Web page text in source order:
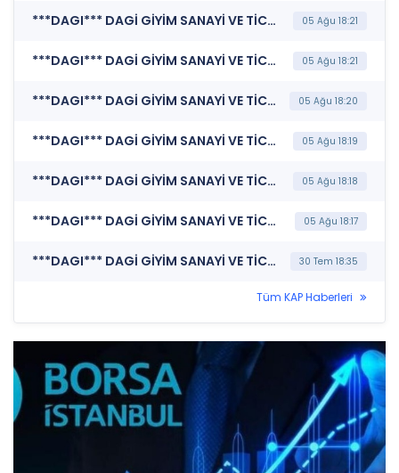
***DAGI*** DAGİ GİYİM SANAYİ VE TİCARET A.Ş. (Özel Durum Açıklaması (Genel)) 05 Ağu 18:21
***DAGI*** DAGİ GİYİM SANAYİ VE TİCARET A.Ş. (Özel Durum Açıklaması (Genel)) 05 Ağu 18:21
***DAGI*** DAGİ GİYİM SANAYİ VE TİCARET A.Ş. (Katılım Finansı İlkeleri Bilgi Formu ) 05 Ağu 18:20
***DAGI*** DAGİ GİYİM SANAYİ VE TİCARET A.Ş. (Sorumluluk Beyanı (Konsolide)) 05 Ağu 18:19
***DAGI*** DAGİ GİYİM SANAYİ VE TİCARET A.Ş. (Faaliyet Raporu (Konsolide)) 05 Ağu 18:18
***DAGI*** DAGİ GİYİM SANAYİ VE TİCARET A.Ş. (Finansal Rapor) 05 Ağu 18:17
***DAGI*** DAGİ GİYİM SANAYİ VE TİCARET A.Ş. (Payların Geri Alınmasına İlişkin Bildirim) 30 Tem 18:35
Tüm KAP Haberleri